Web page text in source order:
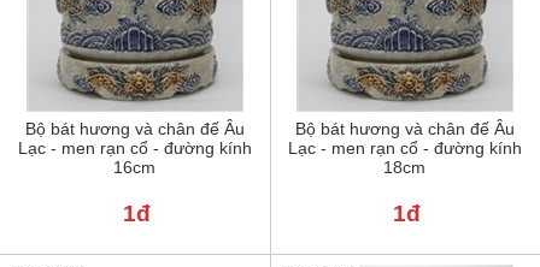
Bộ bát hương và chân đế Âu
Lạc - men rạn cổ - đường kính
16cm
1đ
Bộ bát hương và chân đế Âu
Lạc - men rạn cổ - đường kính
18cm
1đ